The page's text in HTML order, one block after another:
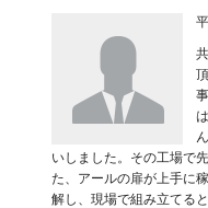
いしました。その工場で
た、アールの扉が上手に
解し、現場で組み立てる